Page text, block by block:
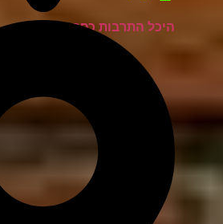
היכל התרבות כפר סבא